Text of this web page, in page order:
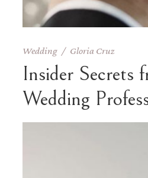
Wedding Gloria Cruz
Insider Secrets
Wedding